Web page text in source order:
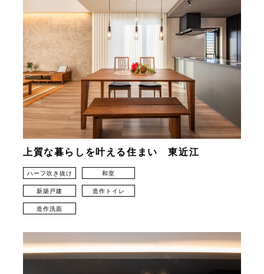
上質な暮らしを叶える住まい 東近江
ハーフ吹き抜け 和室
新築戸建 造作トイレ
造作洗面